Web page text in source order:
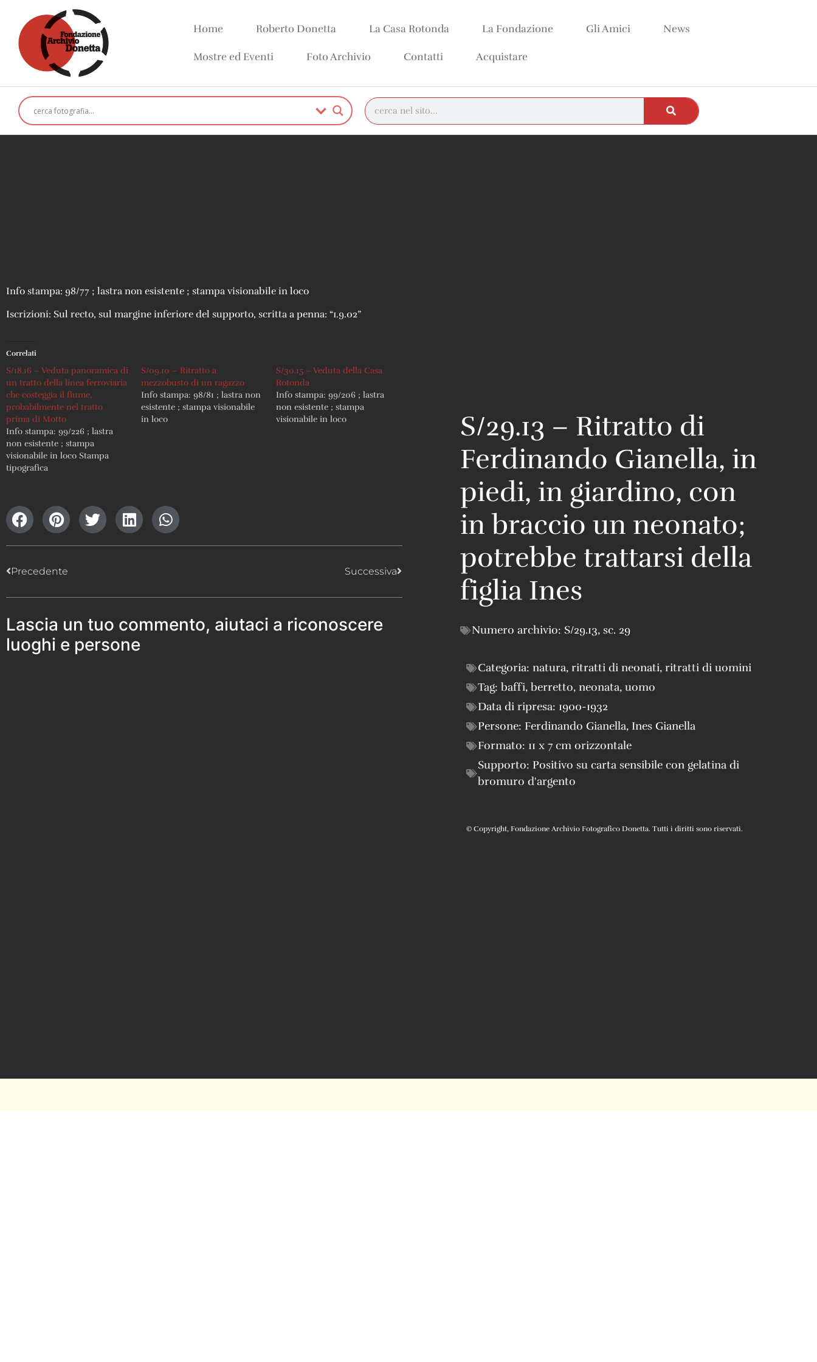
Home Roberto Donetta La Casa Rotonda La Fondazione Gli Amici News
Mostre ed Eventi Foto Archivio Contatti Acquistare
Info stampa: 98/77 ; lastra non esistente ; stampa visionabile in loco
Iscrizioni: Sul recto, sul margine inferiore del supporto, scritta a penna: “1.9.02”
Correlati
S/18.16 – Veduta panoramica di
un tratto della linea ferroviaria
che costeggia il fiume,
probabilmente nel tratto
prima di Motto
Info stampa: 99/226 ; lastra
non esistente ; stampa
visionabile in loco Stampa
tipografica
S/09.10 – Ritratto a
mezzobusto di un ragazzo
Info stampa: 98/81 ; lastra non
esistente ; stampa visionabile
in loco
S/30.15 – Veduta della Casa
Rotonda
Info stampa: 99/206 ; lastra
non esistente ; stampa
visionabile in loco
Precedente Successiva
Lascia un tuo commento, aiutaci a riconoscere
luoghi e persone
S/29.13 – Ritratto di
Ferdinando Gianella, in
piedi, in giardino, con
in braccio un neonato;
potrebbe trattarsi della
figlia Ines
Numero archivio: S/29.13, sc. 29
Categoria: natura, ritratti di neonati, ritratti di uomini
Tag: baffi, berretto, neonata, uomo
Data di ripresa: 1900-1932
Persone: Ferdinando Gianella, Ines Gianella
Formato: 11 x 7 cm orizzontale
Supporto: Positivo su carta sensibile con gelatina di
bromuro d'argento
© Copyright, Fondazione Archivio Fotografico Donetta. Tutti i diritti sono riservati.